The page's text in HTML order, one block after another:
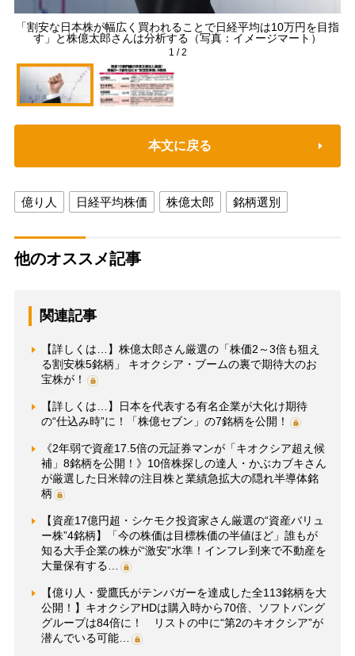
「割安な日本株が幅広く買われることで日経平均は10万円を目指
す」と株億太郎さんは分析する（写真：イメージマート）
1 /2
本文に戻る
億り人 日経平均株価 株億太郎 銘柄選別
他のオススメ記事
関連記事
【詳しくは…】株億太郎さん厳選の「株価2～3倍も狙え
る割安株5銘柄」 キオクシア・ブームの裏で期待大のお
宝株が！
【詳しくは…】日本を代表する有名企業が大化け期待
の“仕込み時”に！「株億セブン」の7銘柄を公開！
《2年弱で資産17.5倍の元証券マンが「キオクシア超え候
補」8銘柄を公開！》10倍株探しの達人・かぶカブキさん
が厳選した日米韓の注目株と業績急拡大の隠れ半導体銘
柄
【資産17億円超・シケモク投資家さん厳選の“資産バリュ
ー株”4銘柄】「今の株価は目標株価の半値ほど」誰もが
知る大手企業の株が“激安”水準！インフレ到来で不動産を
大量保有する…
【億り人・愛鷹氏がテンバガーを達成した全113銘柄を大
公開！】キオクシアHDは購入時から70倍、ソフトバング
グループは84倍に！ リストの中に“第2のキオクシア”が
潜んでいる可能…